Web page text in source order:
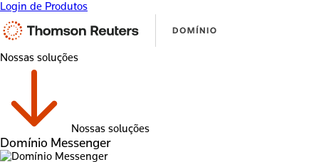
Login de Produtos
Nossas soluções
Nossas soluções
Domínio Messenger